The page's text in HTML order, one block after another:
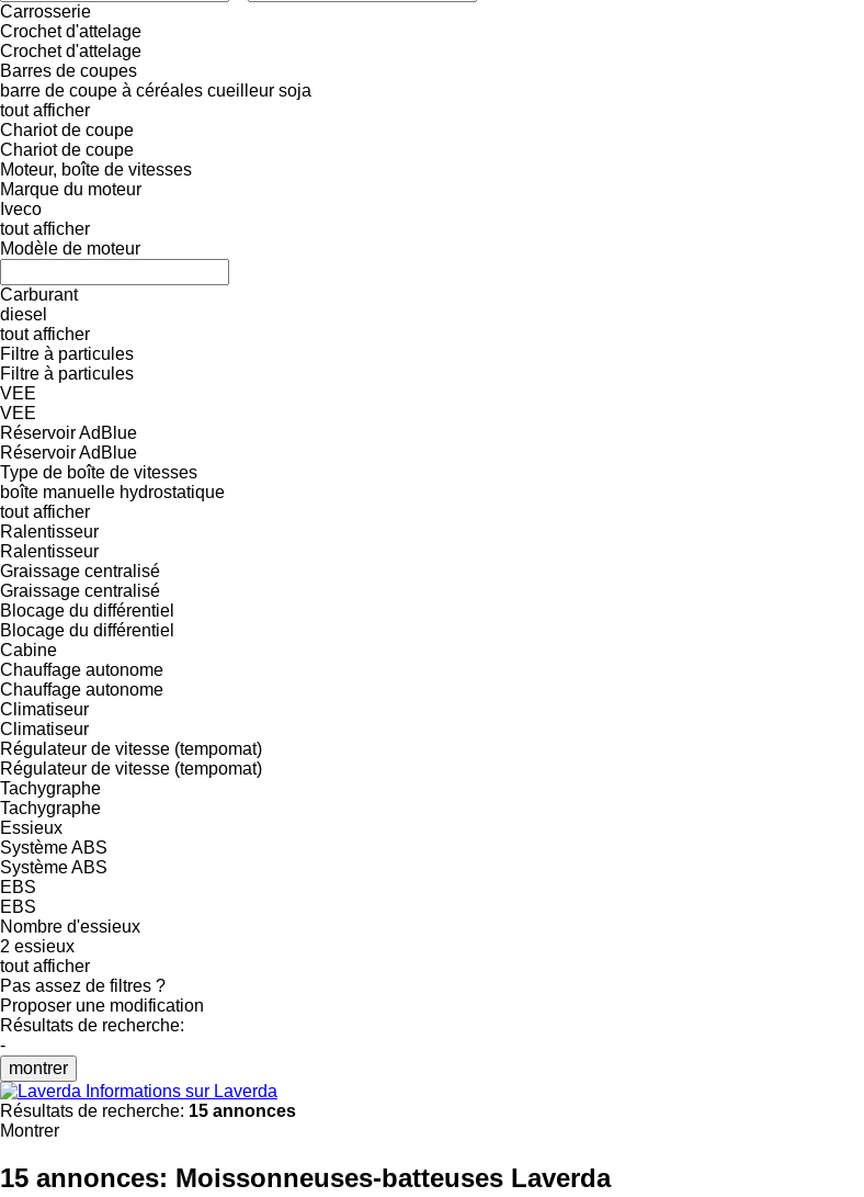
Carrosserie
Crochet d'attelage
Crochet d'attelage
Barres de coupes
barre de coupe à céréales cueilleur soja
tout afficher
Chariot de coupe
Chariot de coupe
Moteur, boîte de vitesses
Marque du moteur
Iveco
tout afficher
Modèle de moteur
Carburant
diesel
tout afficher
Filtre à particules
Filtre à particules
VEE
VEE
Réservoir AdBlue
Réservoir AdBlue
Type de boîte de vitesses
boîte manuelle hydrostatique
tout afficher
Ralentisseur
Ralentisseur
Graissage centralisé
Graissage centralisé
Blocage du différentiel
Blocage du différentiel
Cabine
Chauffage autonome
Chauffage autonome
Climatiseur
Climatiseur
Régulateur de vitesse (tempomat)
Régulateur de vitesse (tempomat)
Tachygraphe
Tachygraphe
Essieux
Système ABS
Système ABS
EBS
EBS
Nombre d'essieux
2 essieux
tout afficher
Pas assez de filtres ?
Proposer une modification
Résultats de recherche:
-
montrer
Informations sur Laverda
Résultats de recherche: 15 annonces
Montrer
15 annonces: Moissonneuses-batteuses Laverda